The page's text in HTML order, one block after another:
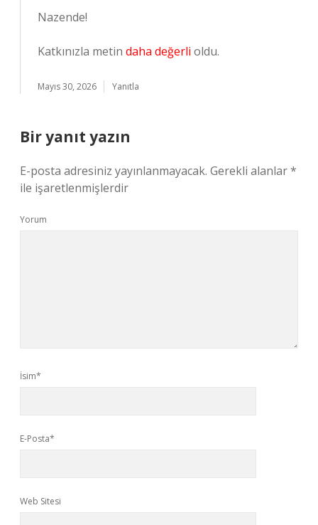
Nazende!
Katkınızla metin daha değerli oldu.
Mayıs 30, 2026 Yanıtla
Bir yanıt yazın
E-posta adresiniz yayınlanmayacak. Gerekli alanlar*
ile işaretlenmişlerdir
Yorum
İsim*
E-Posta*
Web Sitesi